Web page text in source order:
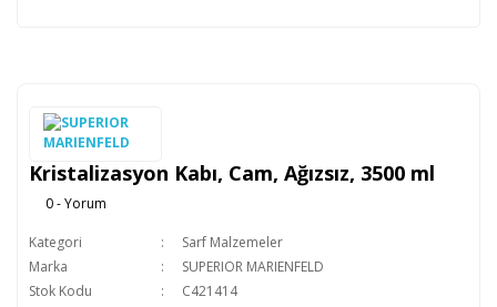
Kristalizasyon Kabı, Cam, Ağızsız, 3500 ml
0 - Yorum
Kategori
Sarf Malzemeler
Marka
SUPERIOR MARIENFELD
Stok Kodu
C421414